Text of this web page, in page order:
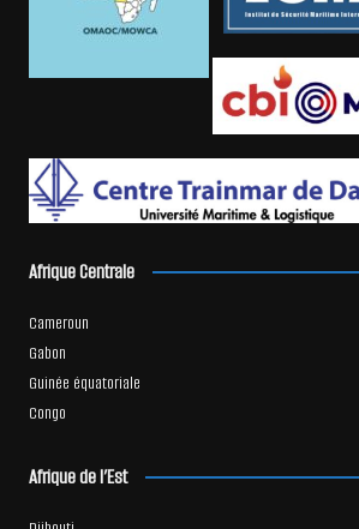
Afrique Centrale
Cameroun
Gabon
Guinée équatoriale
Congo
Afrique de l’Est